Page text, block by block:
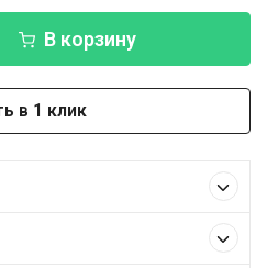
В корзину
в 1 клик